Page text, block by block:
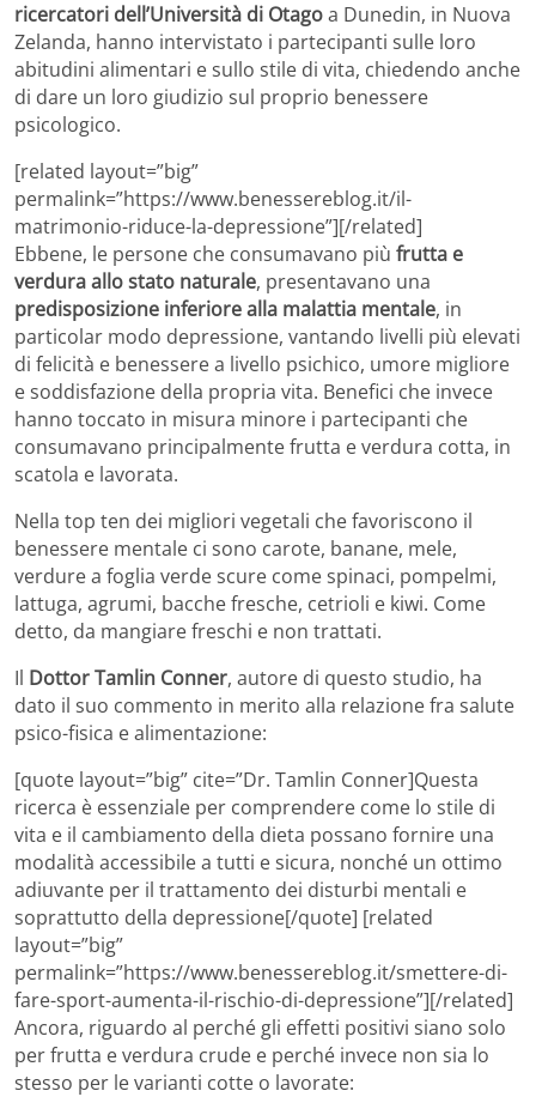
ricercatori dell’Università di Otagoa Dunedin, in Nuova
Zelanda, hanno intervistato i partecipanti sulle loro
abitudini alimentari e sullo stile di vita, chiedendo anche
di dare un loro giudizio sul proprio benessere
psicologico.
[related layout=”big”
permalink=”https://www.benessereblog.it/il-
matrimonio-riduce-la-depressione”][/related]
Ebbene, le persone che consumavano più frutta e
verdura allo stato naturale, presentavano una
predisposizione inferiore alla malattia mentale, in
particolar modo depressione, vantando livelli più elevati
di felicità e benessere a livello psichico, umore migliore
e soddisfazione della propria vita. Benefici che invece
hanno toccato in misura minore i partecipanti che
consumavano principalmente frutta e verdura cotta, in
scatola e lavorata.
Nella top ten dei migliori vegetali che favoriscono il
benessere mentale ci sono carote, banane, mele,
verdure a foglia verde scure come spinaci, pompelmi,
lattuga, agrumi, bacche fresche, cetrioli e kiwi. Come
detto, da mangiare freschi e non trattati.
Il Dottor Tamlin Conner, autore di questo studio, ha
dato il suo commento in merito alla relazione fra salute
psico-fisica e alimentazione:
[quote layout=”big” cite=”Dr. Tamlin Conner]Questa
ricerca è essenziale per comprendere come lo stile di
vita e il cambiamento della dieta possano fornire una
modalità accessibile a tutti e sicura, nonché un ottimo
adiuvante per il trattamento dei disturbi mentali e
soprattutto della depressione[/quote] [related
layout=”big”
permalink=”https://www.benessereblog.it/smettere-di-
fare-sport-aumenta-il-rischio-di-depressione”][/related]
Ancora, riguardo al perché gli effetti positivi siano solo
per frutta e verdura crude e perché invece non sia lo
stesso per le varianti cotte o lavorate: